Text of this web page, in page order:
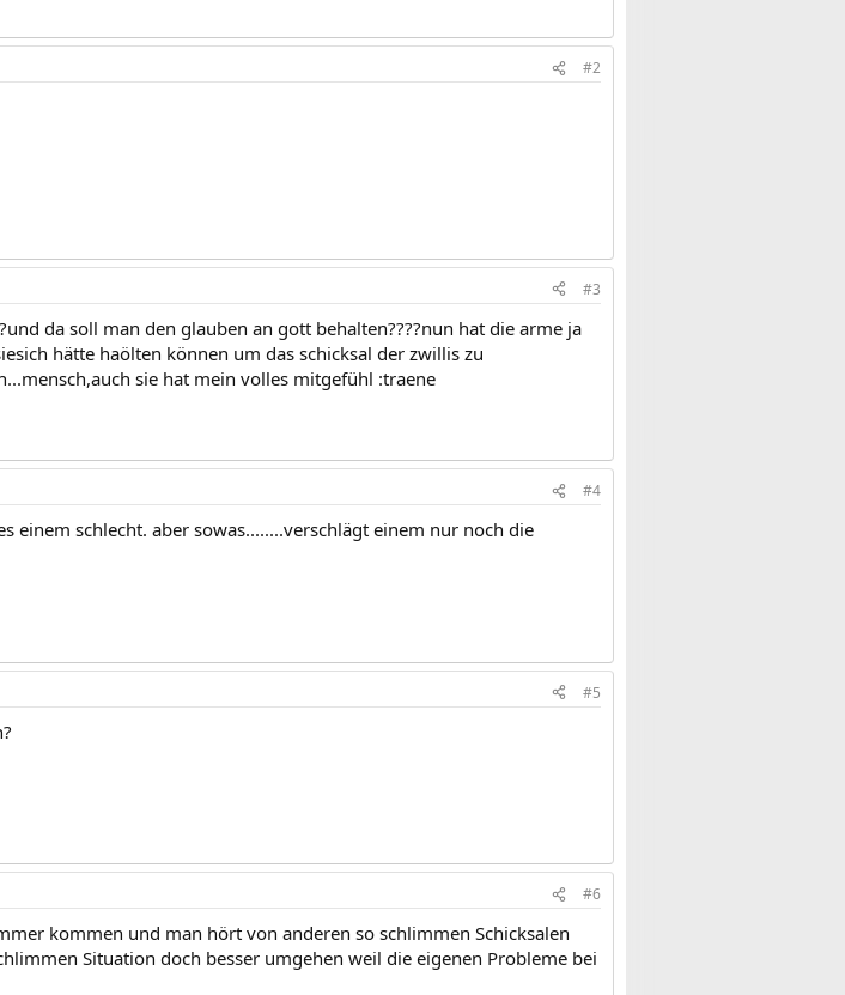
#2
#3
da soll man den glauben an gott behalten????nun hat die arme ja
hätte haölten können um das schicksal der zwillis zu
sie hat mein volles mitgefühl :traene
#4
einem schlecht. aber sowas........verschlägt einem nur noch die
#5
#6
kommen und man hört von anderen so schlimmen Schicksalen
Situation doch besser umgehen weil die eigenen Probleme bei